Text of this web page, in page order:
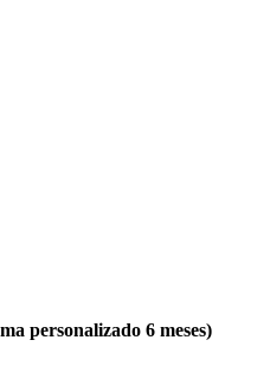
personalizado 6 meses)